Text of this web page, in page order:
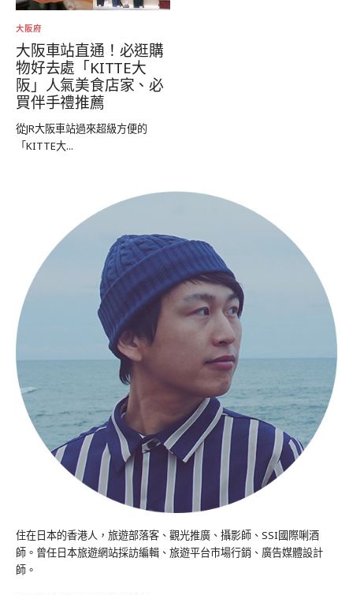
大阪府
大阪車站直通！必逛購
物好去處「KITTE大
阪」人氣美食店家、必
買伴手禮推薦
從JR大阪車站過來超級方便的
「KITTE大...
住在日本的香港人，旅遊部落客、觀光推廣、攝影師、SSI國際唎酒
師。曾任日本旅遊網站採訪編輯、旅遊平台市場行銷、廣告媒體設計
師。